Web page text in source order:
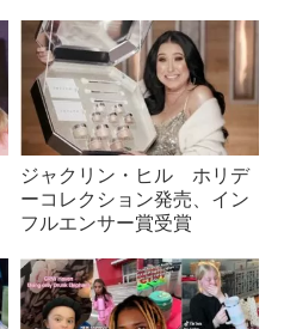
ジャクリン・ヒル ホリデ
ーコレクション発売、イン
フルエンサー賞受賞